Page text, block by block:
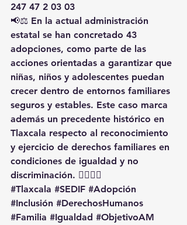
247 47 2 03 03
📢⚖️ En la actual administración
estatal se han concretado 43
adopciones, como parte de las
acciones orientadas a garantizar que
niñas, niños y adolescentes puedan
crecer dentro de entornos familiares
seguros y estables. Este caso marca
además un precedente histórico en
Tlaxcala respecto al reconocimiento
y ejercicio de derechos familiares en
condiciones de igualdad y no
discriminación. 🏳️‍🌈👶📄
#Tlaxcala #SEDIF #Adopción
#Inclusión #DerechosHumanos
#Familia #Igualdad #ObjetivoAM